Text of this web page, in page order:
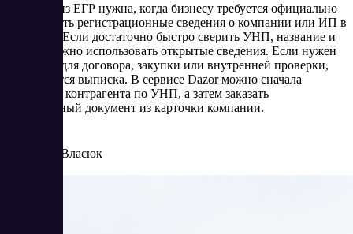
Выписка из ЕГР нужна, когда бизнесу требуется официально
подтвердить регистрационные сведения о компании или ИП в
Беларуси. Если достаточно быстро сверить УНП, название и
статус, можно использовать открытые сведения. Если нужен
документ для договора, закупки или внутренней проверки,
оформляется выписка. В сервисе Dazor можно сначала
проверить контрагента по УНП, а затем заказать
официальный документ из карточки компании.
Елена Власюк